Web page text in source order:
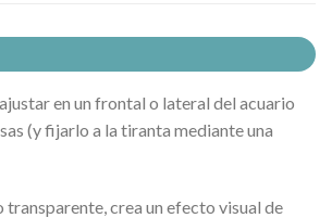
en un frontal o lateral del acuario
(y fijarlo a la tiranta mediante una
transparente, crea un efecto visual de